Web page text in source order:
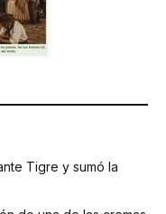
Tigre y sumó la